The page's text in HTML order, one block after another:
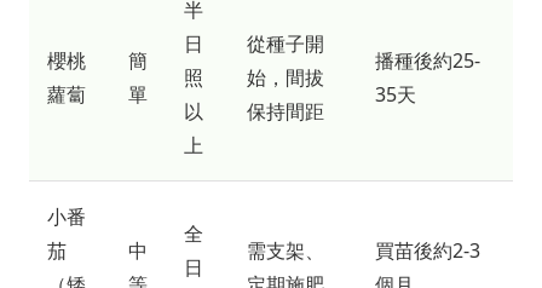
櫻桃
蘿蔔
簡
單
半
日
照
以
上
從種子開
始，間拔
保持間距
播種後約25-
35天
小番
茄
中
全
日
需支架、
買苗後約2-3